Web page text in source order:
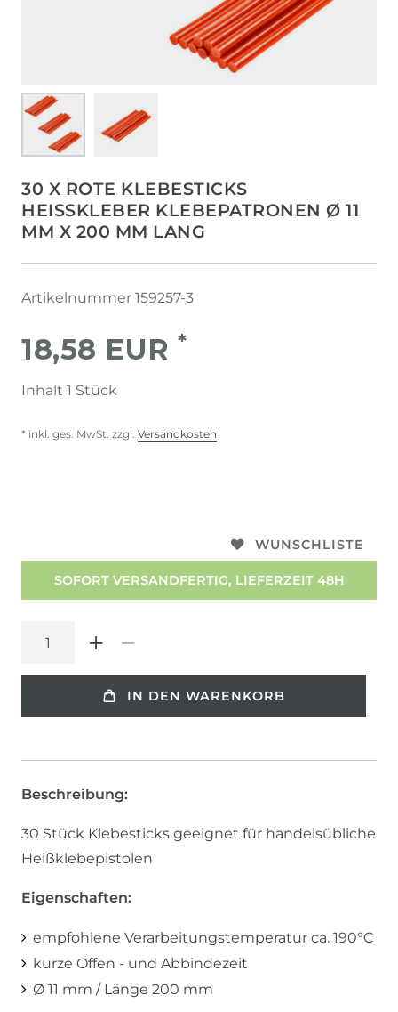
30 X ROTE KLEBESTICKS
HEISSKLEBER KLEBEPATRONEN Ø 11 M
M X 200 MM LANG
Artikelnummer 159257-3
18,58 EUR *
Inhalt 1 Stück
* inkl. ges. MwSt. zzgl. Versandkosten
WUNSCHLISTE
SOFORT VERSANDFERTIG, LIEFERZEIT 48H
IN DEN WARENKORB
Beschreibung:
30 Stück Klebesticks geeignet für handelsübliche
Heißklebepistolen
Eigenschaften:
empfohlene Verarbeitungstemperatur ca. 190°C
kurze Offen - und Abbindezeit
Ø 11 mm / Länge 200 mm